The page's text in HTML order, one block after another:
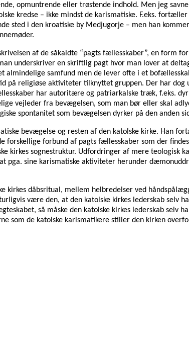
opmuntrende eller trøstende indhold. Men jeg
kredse – ikke mindst de karismatiske. F.eks. fortæller
sted i den kroatiske by Medjugorje – men han
af de såkaldte “pagts fællesskaber”, en form
underskriver en skriftlig pagt hvor man lover at
samfund men de lever ofte i et
på religiøse aktiviteter tilknyttet gruppen. Der har dog
har autoritære og patriarkalske træk, f.eks.
vejleder fra bevægelsen, som man bør eller skal
spontanitet som bevægelsen dyrker på den anden
bevægelse og resten af den katolske kirke. Han
de forskellige forbund af pagts fællesskaber som
kirkes sognestruktur. Udfordringer af mere teologisk
pga. sine karismatiske aktiviteter herunder
dåbsritual, mellem helbredelser ved
være den, at den katolske kirkes lederskab selv
så måske den katolske kirkes lederskab selv
som de katolske karismatikere stiller den kirken